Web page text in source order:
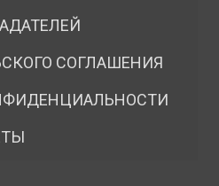
СОГЛАШЕНИЯ